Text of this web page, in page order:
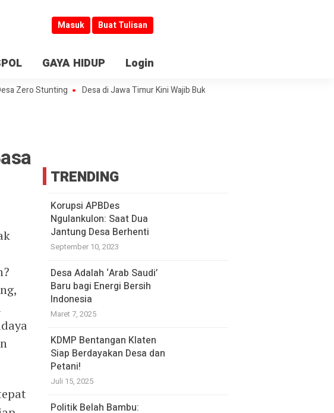
Masuk Buat Tulisan
GAYA HIDUP Login
Stunting Desa di Jawa Timur Kini Wajib Buka Informasi
TRENDING
Korupsi APBDes
Ngulankulon: Saat Dua
Jantung Desa Berhenti
September 10, 2023
Desa Adalah ‘Arab Saudi’
Baru bagi Energi Bersih
Indonesia
Maret 7, 2025
KDMP Bentangan Klaten
Siap Berdayakan Desa dan
Petani!
Juli 15, 2025
Politik Belah Bambu: